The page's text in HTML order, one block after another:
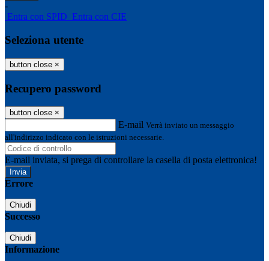
-
Entra con SPID Entra con CIE
Seleziona utente
button close ×
Recupero password
button close ×
E-mail Verrà inviato un messaggio
all'indirizzo indicato con le istruzioni necessarie.
E-mail inviata, si prega di controllare la casella di posta elettronica!
Errore
Chiudi
Successo
Chiudi
Informazione